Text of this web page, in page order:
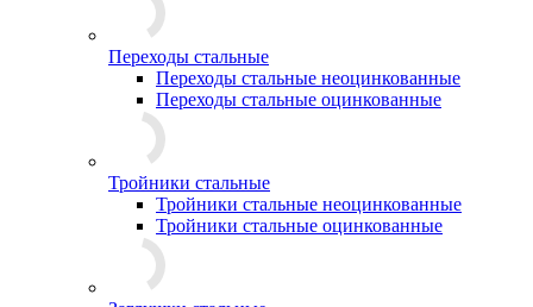
Переходы стальные
Переходы стальные неоцинкованные
Переходы стальные оцинкованные
Тройники стальные
Тройники стальные неоцинкованные
Тройники стальные оцинкованные